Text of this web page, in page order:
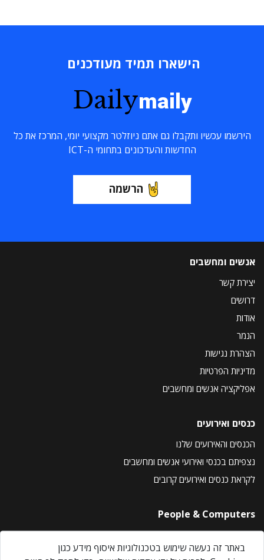
הישארו תמיד מעודכנים
Dailymaily
הירשמו עכשיו ותקבלו גם אתם ניוזלטר מקצועי יומי, המרכז את כל
החדשות והעדכונים בתחומי ה-ICT
הרשמה
אנשים ומחשבים
יצירת קשר
דרושים
אודות
הנמר
הצהרת נגישות
מדיניות הפרטיות
אפליקציה אנשים ומחשבים
כנסים ואירועים
הכנסים והאירועים שלנו
נצפיתם בכנסי ואירועי אנשים ומחשבים
לקראת כנסים ואירועים קרובים
People & Computers
About Us
Privacy Policy
באתר זה נעשה שימוש בטכנולוגיות איסוף מידע כגון